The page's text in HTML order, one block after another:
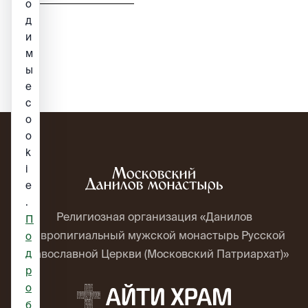
Религиозная организация «Данилов
ставропигиальный мужской монастырь Русской
Православной Церкви (Московский Патриархат)»
о
д
и
м
ы
е
c
o
o
k
i
e
.
П
о
д
р
о
б